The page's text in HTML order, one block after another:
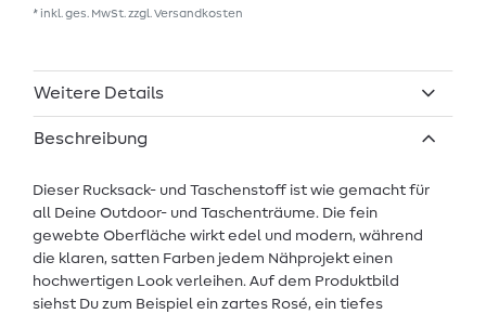
* inkl. ges. MwSt. zzgl. Versandkosten
Weitere Details
Beschreibung
Dieser Rucksack- und Taschenstoff ist wie gemacht für
all Deine Outdoor- und Taschenträume. Die fein
gewebte Oberfläche wirkt edel und modern, während
die klaren, satten Farben jedem Nähprojekt einen
hochwertigen Look verleihen. Auf dem Produktbild
siehst Du zum Beispiel ein zartes Rosé, ein tiefes